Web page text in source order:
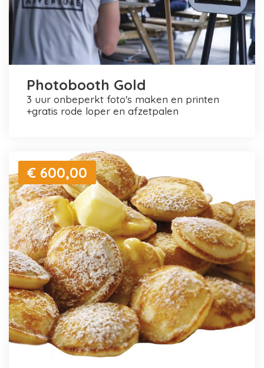
Photobooth Gold
3 uur onbeperkt foto's maken en printen
+gratis rode loper en afzetpalen
€ 600,00